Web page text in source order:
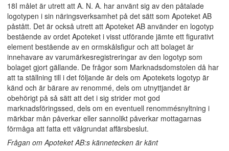
18I målet är utrett att A. N. A. har använt sig av den påtalade
logotypen i sin näringsverksamhet på det sätt som Apoteket AB
påstått. Det är också utrett att Apoteket AB använder en logotyp
bestående av ordet Apoteket i visst utförande jämte ett figurativt
element bestående av en ormskålsfigur och att bolaget är
innehavare av varumärkesregistreringar av den logotyp som
bolaget gjort gällande. De frågor som Marknadsdomstolen då har
att ta ställning till i det följande är dels om Apotekets logotyp är
känd och är bärare av renommé, dels om utnyttjandet är
obehörigt på så sätt att det i sig strider mot god
marknadsföringssed, dels om en eventuell renommésnyltning i
märkbar mån påverkar eller sannolikt påverkar mottagarnas
förmåga att fatta ett välgrundat affärsbeslut.
Frågan om Apoteket AB:s kännetecken är känt